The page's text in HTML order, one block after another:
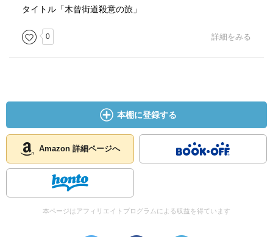
タイトル「木曾街道殺意の旅」
0 詳細をみる
本棚に登録する
Amazon 詳細ページへ
本ページはアフィリエイトプログラムによる収益を得ています